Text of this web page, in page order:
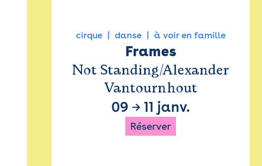
cirque danse à voir en famille
Frames
Not Standing/Alexander
Vantournhout
09 → 11 janv.
Réserver